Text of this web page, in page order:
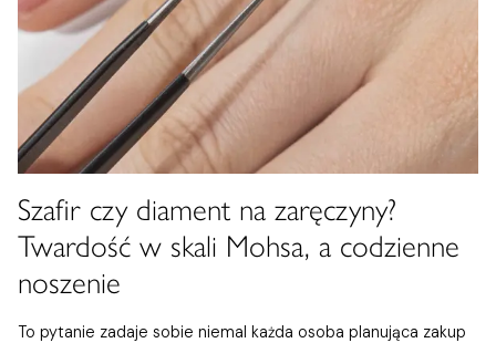
Szafir czy diament na zaręczyny?
Twardość w skali Mohsa, a codzienne
noszenie
To pytanie zadaje sobie niemal każda osoba planująca zakup